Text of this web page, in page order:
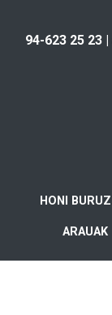
94-623 25 23 |
HONI BURUZ
ARAUAK